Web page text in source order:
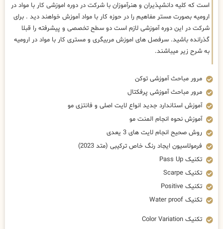
است که کلیه دانشپذیران و هنرآموزان با شرکت در دوره اموزشی کار با مواد در
ارومیه بصورت مستر مفاهیم را در حوزه کار با مواد آموزش خواهند دید . برای
شرکت در این دوره آموزشی لازم است دو سطح تخصصی و پیشرفته را قبلا
گذرانده باشید. سرفصل های اموزش مربیگری و مستری کار با مواد در ارومیه
به شرح زیر میباشند.
مرور مباحث آموزشی توکن
مرور مباحث آموزشی پرفکتال
آموزش استاندارد جدید انواع لایت اصلی و فانتزی مو
آموزش نحوه انجام المنت مو
روش صحیح انجام لایت های 3 یعدی
فرمولاسیون ایجاد رنگ خاص ترکیبی (متد 2023)
تکنیک Pass Up
تکنیک Scarpe
تکنیک Positive
تکنیک Water proof
تکنیک Color Variation